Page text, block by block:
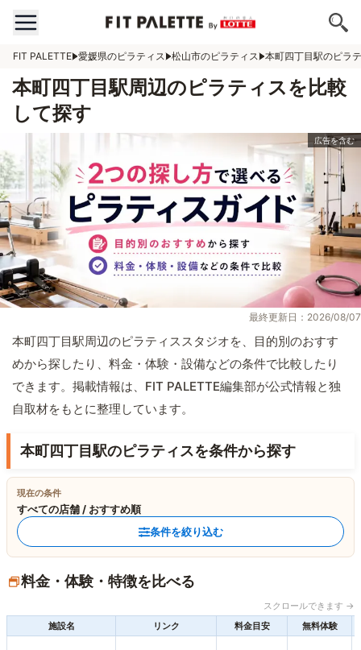
FIT PALETTE 愛媛県のピラティス 松山市のピラティス 本町四丁目駅のピラ
本町四丁目駅周辺のピラティスを比較
して探す
最終更新日：2026/08/07
本町四丁目駅周辺のピラティススタジオを、目的別のおすす
めから探したり、料金・体験・設備などの条件で比較したり
できます。掲載情報は、FIT PALETTE編集部が公式情報と独
自取材をもとに整理しています。
本町四丁目駅のピラティスを条件から探す
現在の条件
すべての店舗 / おすすめ順
条件を絞り込む
料金・体験・特徴を比べる
スクロールできます →
施設名
リンク 料金目安 無料体験